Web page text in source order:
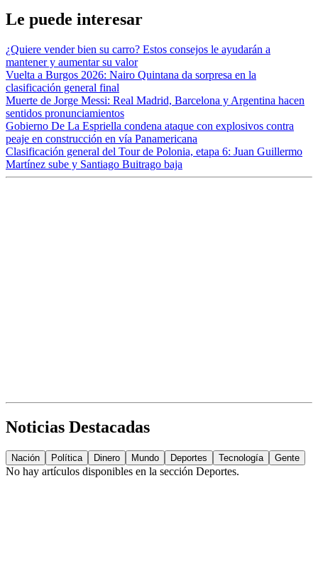
Le puede interesar
¿Quiere vender bien su carro? Estos consejos le ayudarán a
mantener y aumentar su valor
Vuelta a Burgos 2026: Nairo Quintana da sorpresa en la
clasificación general final
Muerte de Jorge Messi: Real Madrid, Barcelona y Argentina hacen
sentidos pronunciamientos
Gobierno De La Espriella condena ataque con explosivos contra
peaje en construcción en vía Panamericana
Clasificación general del Tour de Polonia, etapa 6: Juan Guillermo
Martínez sube y Santiago Buitrago baja
Noticias Destacadas
Nación Política Dinero Mundo Deportes Tecnología Gente
No hay artículos disponibles en la sección Deportes.